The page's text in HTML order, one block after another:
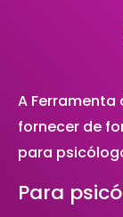
A Ferramenta
fornecer de
para
Para